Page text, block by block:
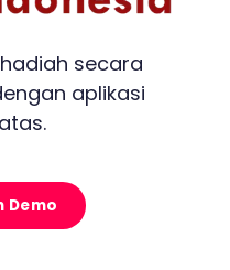
secara
aplikasi
Demo